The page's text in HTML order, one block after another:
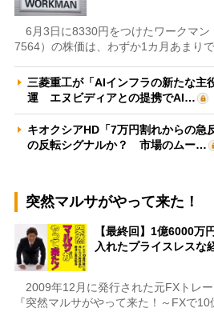
6月3日に8330円をつけたワークマン
7564）の株価は、わずか1カ月あまり
三菱重工が「AIインフラの新たな主
運 エヌビディアとの提携でAI…
キオクシアHD「7万円割れからの急
の反転シグナルか？ 市場のムー…
突然マルサがやって来た！
【最終回】1億6000万
入れたプライスレス
2009年12月に発行された元FXトレ
『突然マルサがやって来た！～FXで10